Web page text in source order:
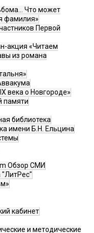
Что может
фамилия»
Первой
акция «Читаем
из романа
века о Новгороде»
памяти
библиотека
имени Б.Н. Ельцина
Обзор СМИ
"ЛитРес"
кабинет
и методические